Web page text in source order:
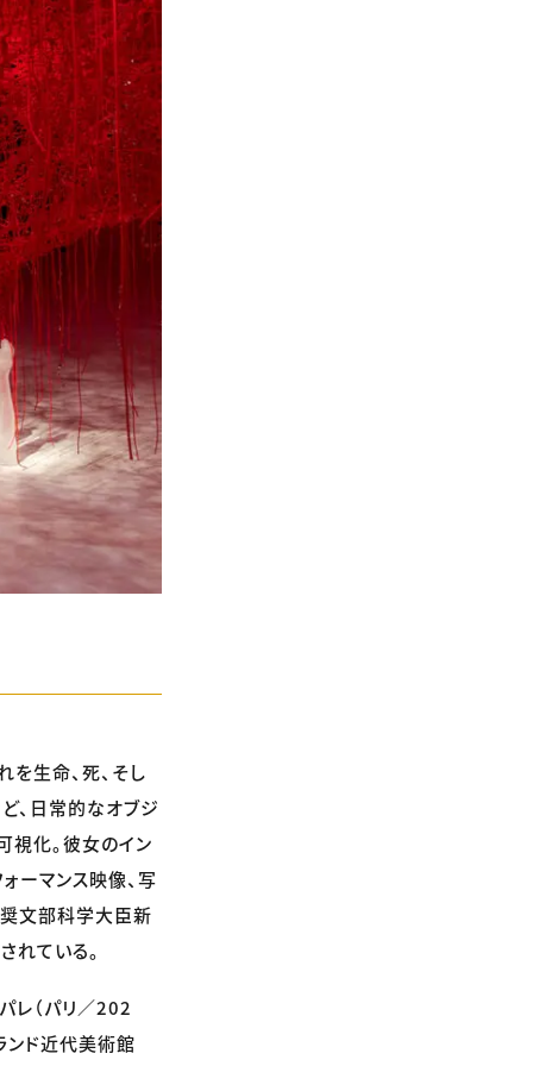
生命、死、そし
、日常的なオブジ
視化。彼女のイン
ーマンス映像、写
奨文部科学大臣新
ている。
レ（パリ／202
ンド近代美術館